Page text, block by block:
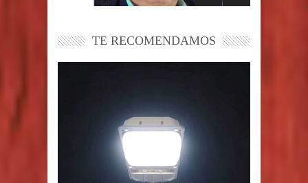
TE RECOMENDAMOS